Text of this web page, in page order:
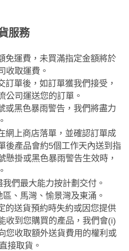
服務
免運費，未買滿指定金額將於
收取運費。
訂單後，如訂單獲我們接受，
公司運送您的訂單。
或黑色暴雨警告，我們將盡力
網上商店落單，並確認訂單成
後產品會約5個工作天內送到指
懸掛或黑色暴雨警告生效時，
們最大能力按計劃交付。
、馬灣、愉景灣及東涌。
的送貨預約時失約或因您提供
收到您購買的產品，我們會(i)
您收取額外送貨費用的權利或
接取貨。